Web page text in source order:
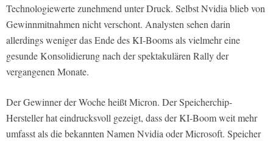
Technologiewerte zunehmend unter Druck. Selbst Nvidia blieb von
Gewinnmitnahmen nicht verschont. Analysten sehen darin
allerdings weniger das Ende des KI-Booms als vielmehr eine
gesunde Konsolidierung nach der spektakulären Rally der
vergangenen Monate.
Der Gewinner der Woche heißt Micron. Der Speicherchip-
Hersteller hat eindrucksvoll gezeigt, dass der KI-Boom weit mehr
umfasst als die bekannten Namen Nvidia oder Microsoft. Speicher